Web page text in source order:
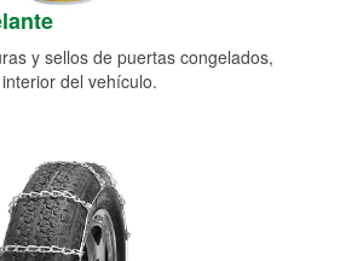
y sellos de puertas congelados,
del vehículo.